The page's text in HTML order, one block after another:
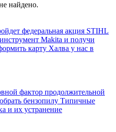
найдено.
федеральная акция STIHL
Makita и получи
карту Халва у нас в
фактор продолжительной
бензопилу Типичные
и их устранение